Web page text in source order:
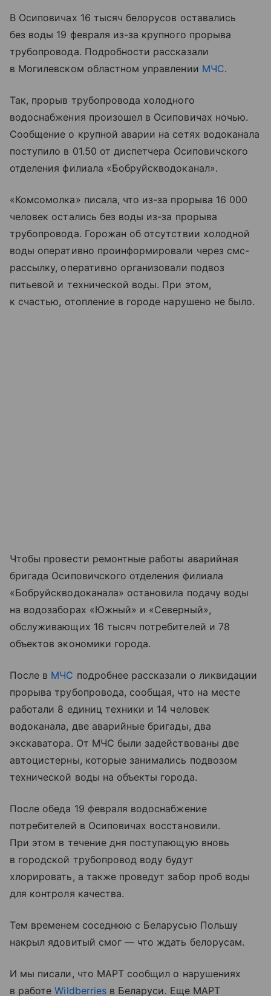
В Осиповичах 16 тысяч белорусов оставались
без воды 19 февраля из-за крупного прорыва
трубопровода. Подробности рассказали
в Могилевском областном управлении МЧС.
Так, прорыв трубопровода холодного
водоснабжения произошел в Осиповичах ночью.
Сообщение о крупной аварии на сетях водоканала
поступило в 01.50 от диспетчера Осиповичского
отделения филиала «Бобруйскводоканал».
«Комсомолка» писала, что из-за прорыва 16 000
человек остались без воды из-за прорыва
трубопровода. Горожан об отсутствии холодной
воды оперативно проинформировали через смс-
рассылку, оперативно организовали подвоз
питьевой и технической воды. При этом,
к счастью, отопление в городе нарушено не было.
Чтобы провести ремонтные работы аварийная
бригада Осиповичского отделения филиала
«Бобруйскводоканала» остановила подачу воды
на водозаборах «Южный» и «Северный»,
обслуживающих 16 тысяч потребителей и 78
объектов экономики города.
После в МЧС подробнее рассказали о ликвидации
прорыва трубопровода, сообщая, что на месте
работали 8 единиц техники и 14 человек
водоканала, две аварийные бригады, два
экскаватора. От МЧС были задействованы две
автоцистерны, которые занимались подвозом
технической воды на объекты города.
После обеда 19 февраля водоснабжение
потребителей в Осиповичах восстановили.
При этом в течение дня поступающую вновь
в городской трубопровод воду будут
хлорировать, а также проведут забор проб воды
для контроля качества.
Тем временем соседнюю с Беларусью Польшу
накрыл ядовитый смог — что ждать белорусам.
И мы писали, что МАРТ сообщил о нарушениях
в работеWildberriesв Беларуси. Еще МАРТ